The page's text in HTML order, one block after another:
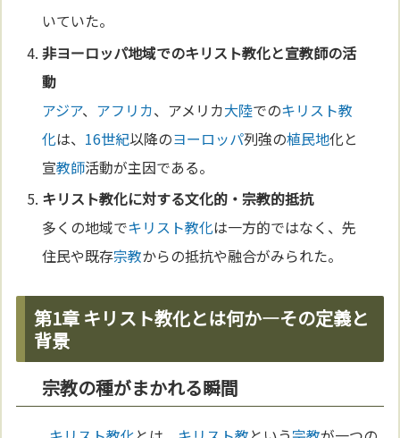
いていた。
非ヨーロッパ地域でのキリスト教化と宣教師の活
動
アジア、 アフリカ、アメリカ大陸でのキリスト教
化は、 16世紀以降のヨーロッパ列強の植民地化と
宣教師活動が主因である。
キリスト教化に対する文化的・宗教的抵抗
多くの地域でキリスト教化は一方的ではなく、先
住民や既存宗教からの抵抗や融合がみられた。
第1章 キリスト教化とは何か—その定義と
背景
宗教の種がまかれる瞬間